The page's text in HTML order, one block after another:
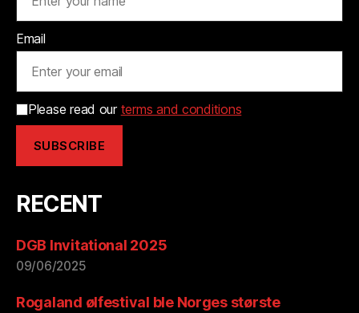
Email
Please read our terms and conditions
RECENT
DGB Invitational 2025
09/06/2025
Rogaland ølfestival ble Norges største